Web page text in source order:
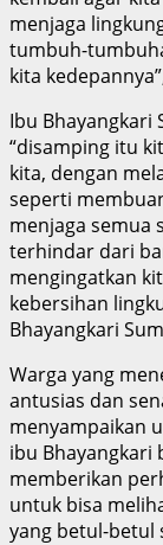
menjaga
tumbuh-
kita
Ibu Bhayangkari
“disamping itu
kita, dengan
seperti
menjaga semua
terhindar dari
mengingatkan
kebersihan
Bhayangkari
Warga yang
antusias dan
menyampaikan
ibu Bhayangkari
memberikan
untuk bisa
yang betul-betul